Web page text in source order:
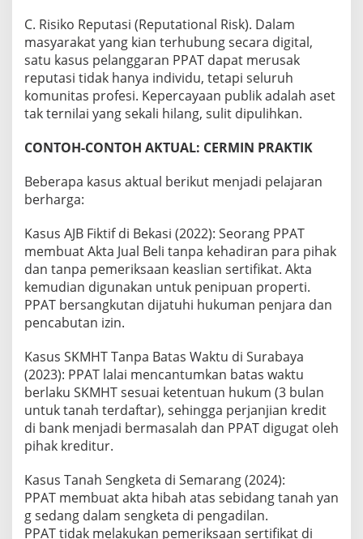
C. Risiko Reputasi (Reputational Risk). Dalam
masyarakat yang kian terhubung secara digital,
satu kasus pelanggaran PPAT dapat merusak
reputasi tidak hanya individu, tetapi seluruh
komunitas profesi. Kepercayaan publik adalah aset
tak ternilai yang sekali hilang, sulit dipulihkan.
CONTOH-CONTOH AKTUAL: CERMIN PRAKTIK
Beberapa kasus aktual berikut menjadi pelajaran
berharga:
Kasus AJB Fiktif di Bekasi (2022): Seorang PPAT
membuat Akta Jual Beli tanpa kehadiran para pihak
dan tanpa pemeriksaan keaslian sertifikat. Akta
kemudian digunakan untuk penipuan properti.
PPAT bersangkutan dijatuhi hukuman penjara dan
pencabutan izin.
Kasus SKMHT Tanpa Batas Waktu di Surabaya
(2023): PPAT lalai mencantumkan batas waktu
berlaku SKMHT sesuai ketentuan hukum (3 bulan
untuk tanah terdaftar), sehingga perjanjian kredit
di bank menjadi bermasalah dan PPAT digugat oleh
pihak kreditur.
Kasus Tanah Sengketa di Semarang (2024):
PPAT membuat akta hibah atas sebidang tanah yan
g sedang dalam sengketa di pengadilan.
PPAT tidak melakukan pemeriksaan sertifikat di